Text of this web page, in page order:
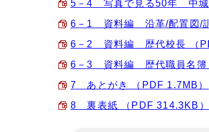
5－4 写真で見る50年 中城
6－1 資料編 沿革/配置図/訓
6－2 資料編 歴代校長 （
6－3 資料編 歴代職員名簿
7 あとがき （PDF 1.7MB）
8 裏表紙 （PDF 314.3KB）